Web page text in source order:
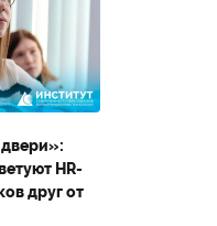
науки и
Федерации
HR-
друг от